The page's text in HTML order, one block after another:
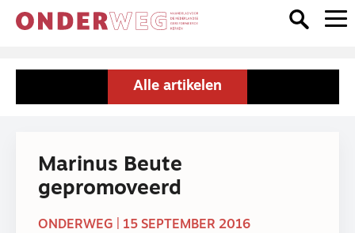
Alle artikelen
Marinus Beute
gepromoveerd
ONDERWEG | 15 SEPTEMBER 2016